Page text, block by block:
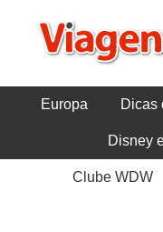
Europa Dicas
Disney
Clube WDW